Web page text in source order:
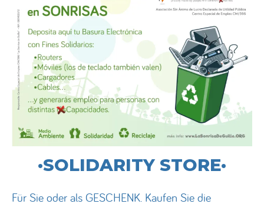
·SOLIDARITY STORE·
Für Sie oder als GESCHENK. Kaufen Sie die